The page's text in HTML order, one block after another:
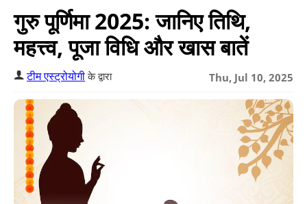
गुरु पूर्णिमा 2025: जानिए तिथि,
महत्त्व, पूजा विधि और खास बातें
Thu, Jul 10, 2025
टीम एस्ट्रोयोगीके द्वारा